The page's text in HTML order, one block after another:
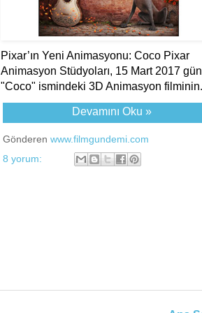
Pixar’ın Yeni Animasyonu: Coco Pixar
Animasyon Stüdyoları, 15 Mart 2017
"Coco" ismindeki 3D Animasyon
Devamını Oku »
Gönderen www.filmgundemi.com
8 yorum: